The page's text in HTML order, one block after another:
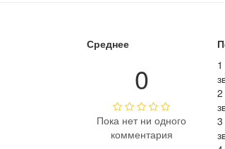
Среднее
0
Пока нет ни одного
комментария
1
2
3